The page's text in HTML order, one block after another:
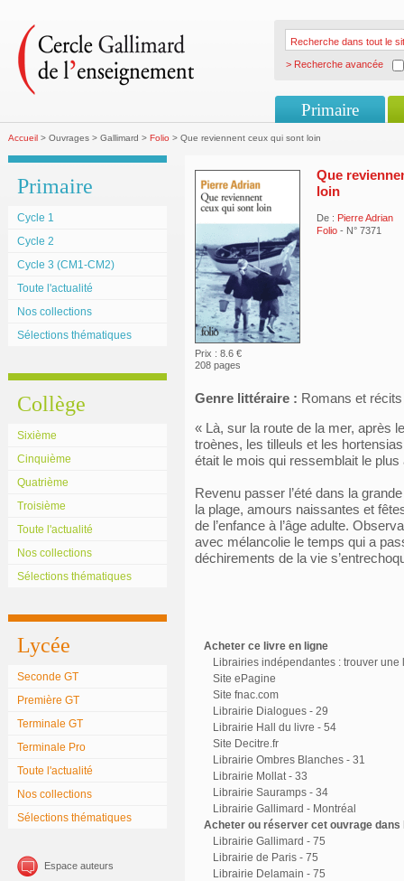
> Recherche avancée
Primaire
Accueil > Ouvrages > Gallimard > Folio > Que reviennent ceux qui sont loin
Primaire
Cycle 1
Cycle 2
Cycle 3 (CM1-CM2)
Toute l'actualité
Nos collections
Sélections thématiques
Collège
Sixième
Cinquième
Quatrième
Troisième
Toute l'actualité
Nos collections
Sélections thématiques
Lycée
Seconde GT
Première GT
Terminale GT
Terminale Pro
Toute l'actualité
Nos collections
Sélections thématiques
Espace auteurs
Prix : 8.6 €
208 pages
Que
loin
De : Pierre Adrian
Folio - N° 7371
Genre littéraire : Romans et récits
« Là, sur la route de la mer, après
troènes, les tilleuls et les
était le mois qui ressemblait le plus
Revenu passer l’été dans la
la plage, amours naissantes et
de l’enfance à l’âge adulte.
avec mélancolie le temps qui a
déchirements de la vie
Acheter ce livre en ligne
Librairies indépendantes : trouver une
Site ePagine
Site fnac.com
Librairie Dialogues - 29
Librairie Hall du livre - 54
Site Decitre.fr
Librairie Ombres Blanches - 31
Librairie Mollat - 33
Librairie Sauramps - 34
Librairie Gallimard - Montréal
Acheter ou réserver cet ouvrage
Librairie Gallimard - 75
Librairie de Paris - 75
Librairie Delamain - 75